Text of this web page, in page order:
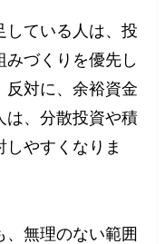
している人は、投
づくりを優先し
反対に、余裕資金
は、分散投資や積
やすくなりま
無理のない範囲